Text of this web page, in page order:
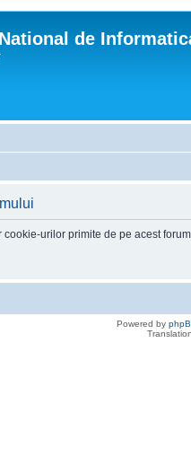
de
urilor primite de pe acest
Powered by